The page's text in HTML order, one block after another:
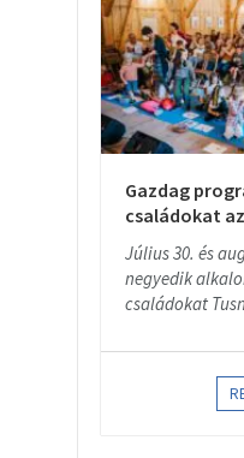
Gazdag
családokat
Július 30. és
negyedik
családokat